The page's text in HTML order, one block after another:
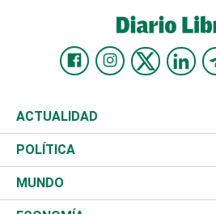
ACTUALIDAD
Nacional
Ciudad
POLÍTICA
Partidos
MUNDO